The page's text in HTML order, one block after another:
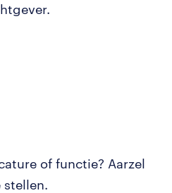
of functie? Aarzel
stellen.